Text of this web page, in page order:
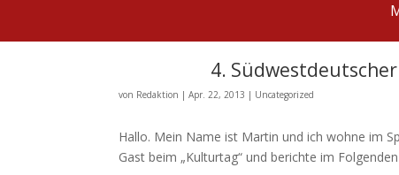
4.
von Redaktion |Apr. 22, 2013 | Uncategorized
Hallo. Mein Name ist Martin und ich wohne im
Gast beim „Kulturtag“ und berichte im